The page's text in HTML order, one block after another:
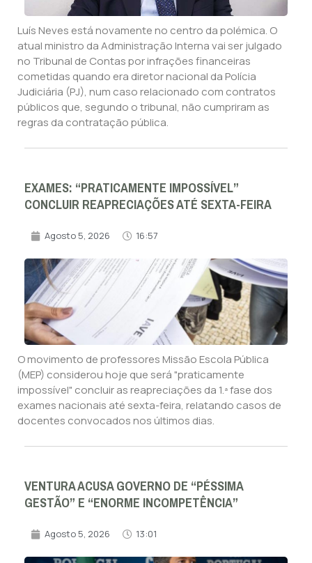
Luís Neves está novamente no centro da polémica. O
atual ministro da Administração Interna vai ser julgado
no Tribunal de Contas por infrações financeiras
cometidas quando era diretor nacional da Polícia
Judiciária (PJ), num caso relacionado com contratos
públicos que, segundo o tribunal, não cumpriram as
regras da contratação pública.
EXAMES: “PRATICAMENTE IMPOSSÍVEL”
CONCLUIR REAPRECIAÇÕES ATÉ SEXTA-FEIRA
Agosto 5, 2026 16:57
O movimento de professores Missão Escola Pública
(MEP) considerou hoje que será "praticamente
impossível" concluir as reapreciações da 1.ª fase dos
exames nacionais até sexta-feira, relatando casos de
docentes convocados nos últimos dias.
VENTURA ACUSA GOVERNO DE “PÉSSIMA
GESTÃO” E “ENORME INCOMPETÊNCIA”
Agosto 5, 2026 13:01